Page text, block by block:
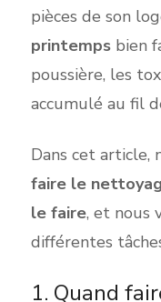
pièces de son
printempsbien
poussière, les
accumulé au fil
Dans cet article,
faire le
le faire, et nous
différentes
1. Quand